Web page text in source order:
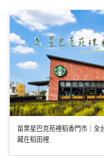
苗栗星巴克苑裡稻香門市｜全
藏在稻田裡